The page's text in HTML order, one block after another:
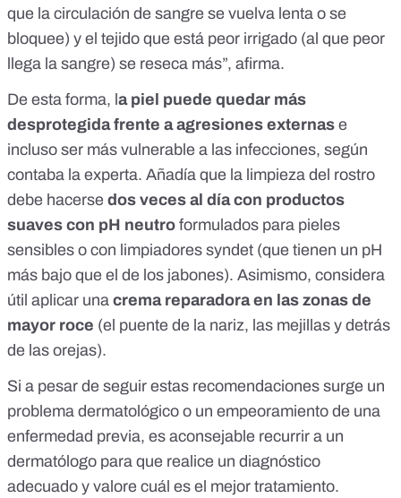
que la circulación de sangre se vuelva lenta o se
bloquee) y el tejido que está peor irrigado (al que peor
llega la sangre) se reseca más”, afirma.
De esta forma, la piel puede quedar más
desprotegida frente a agresiones externas e
incluso ser más vulnerable a las infecciones, según
contaba la experta. Añadía que la limpieza del rostro
debe hacerse dos veces al día con productos
suaves con pH neutro formulados para pieles
sensibles o con limpiadores syndet (que tienen un pH
más bajo que el de los jabones). Asimismo, considera
útil aplicar una crema reparadora en las zonas de
mayor roce (el puente de la nariz, las mejillas y detrás
de las orejas).
Si a pesar de seguir estas recomendaciones surge un
problema dermatológico o un empeoramiento de una
enfermedad previa, es aconsejable recurrir a un
dermatólogo para que realice un diagnóstico
adecuado y valore cuál es el mejor tratamiento.